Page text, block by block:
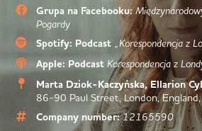
Grupa na Facebooku:
Pogardy
Spotify: Podcast „Korespondencja z
Apple: Podcast Korespondencja z
Marta Dziok-Kaczyńska, Ellarion
86-90 Paul Street, London,
Company number: 12165590